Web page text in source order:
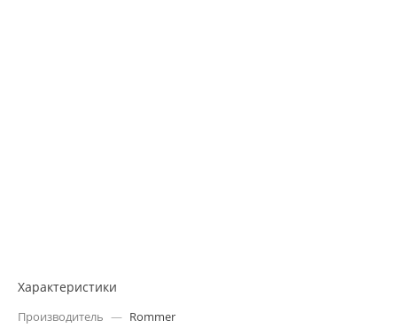
Характеристики
Производитель — Rommer